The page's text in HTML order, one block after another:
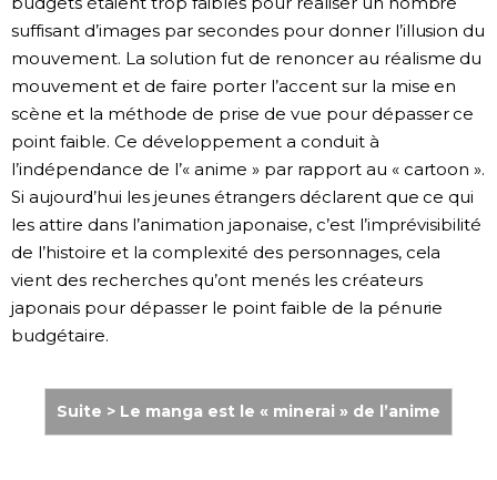
suffisant d’images par secondes pour donner l’illusion du
mouvement. La solution fut de renoncer au réalisme du
mouvement et de faire porter l’accent sur la mise en
scène et la méthode de prise de vue pour dépasser ce
point faible. Ce développement a conduit à
l’indépendance de l’« anime » par rapport au « cartoon ».
Si aujourd’hui les jeunes étrangers déclarent que ce qui
les attire dans l’animation japonaise, c’est l’imprévisibilité
de l’histoire et la complexité des personnages, cela
vient des recherches qu’ont menés les créateurs
japonais pour dépasser le point faible de la pénurie
budgétaire.
Suite > Le manga est le « minerai » de l’anime